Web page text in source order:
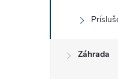
Záhrada